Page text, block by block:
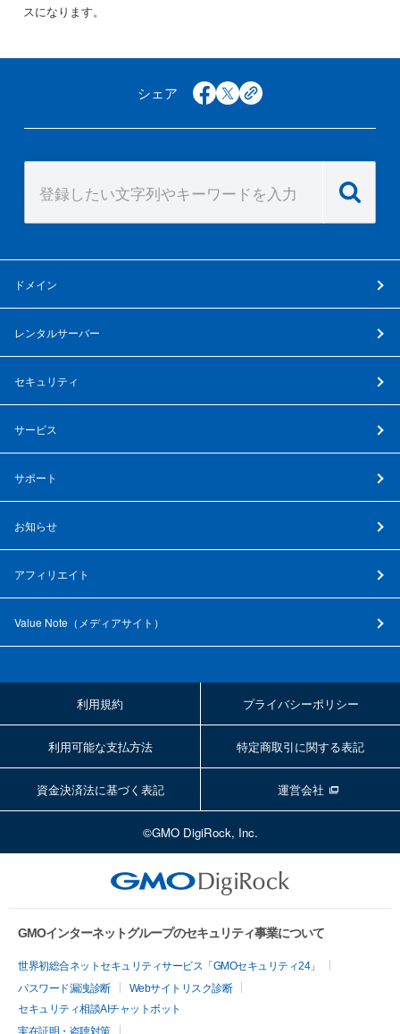
スになります。
シェア facebook
x copy
ドメイン
レンタルサーバー
セキュリティ
サービス
サポート
お知らせ
アフィリエイト
Value Note（ メディアサイト ）
利用規約 プライバシーポリシー
利用可能な支払方法 特定商取引に関する表記
資金決済法に基づく表記 運営会社
©GMO DigiRock, Inc.
GMOインターネットグループのセキュリティ事業について
世界初総合ネットセキュリティサービス「GMOセキュリティ24」
パスワード漏洩診断
Webサイトリスク診断
セキュリティ相談AIチャットボット
実在証明・盗聴対策